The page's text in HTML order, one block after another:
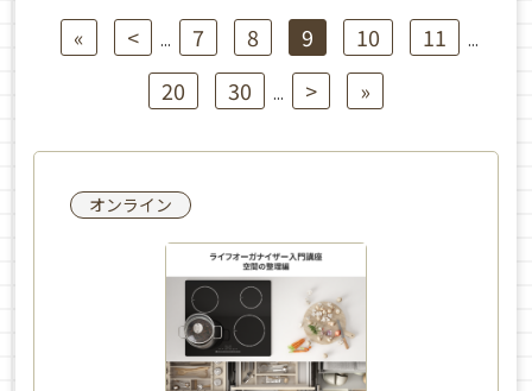
« < ... 7 8 9 10 11 ...
20 30 ... > »
オンライン